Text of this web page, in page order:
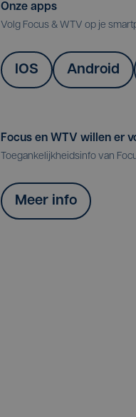
Onze apps
Volg Focus & WTV op je
IOS Android
Focus en WTV willen er
Toegankelijkheidsinfo van
Meer info